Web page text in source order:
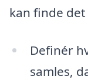
kan finde
Definér
samles,